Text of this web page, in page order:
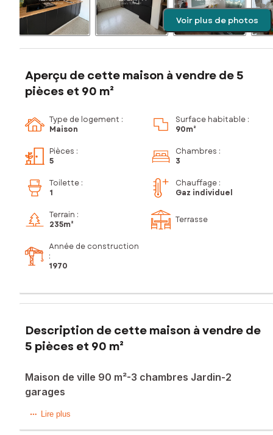
Voir plus de photos
Aperçu de cette maison à vendre de 5
pièces et 90 m²
Type de logement :
Maison
Surface habitable :
90m²
Pièces :
5
Chambres :
3
Toilette :
1
Chauffage :
Gaz individuel
Terrain :
235m²
Terrasse
Année de construction
:
1970
Description de cette maison à vendre de
5 pièces et 90 m²
Maison de ville 90 m²-3 chambres Jardin-2
garages
Située à Denain, cette maison mitoyenne de 90 m² offre
Lire plus